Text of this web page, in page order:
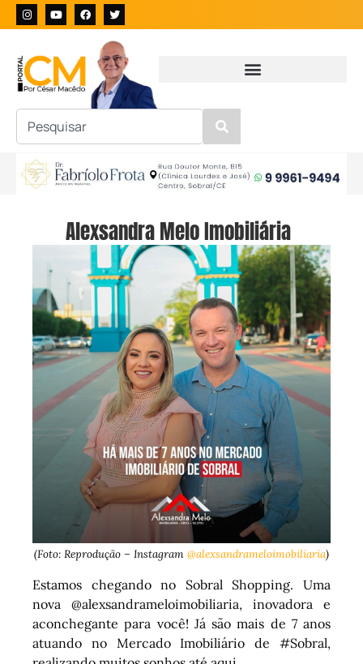
Alexsandra Melo Imobiliária
(Foto: Reprodução – Instagram @alexsandrameloimobiliaria)
Estamos chegando no Sobral Shopping. Uma
nova @alexsandrameloimobiliaria, inovadora e
aconchegante para você! Já são mais de 7 anos
atuando no Mercado Imobiliário de #Sobral,